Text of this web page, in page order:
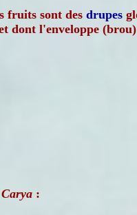
fruits sont des drupes
dont l'enveloppe
Carya :